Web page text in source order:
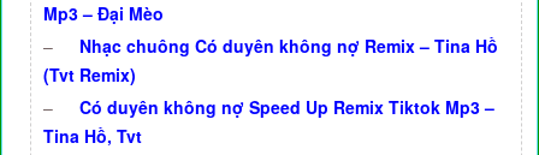
Mp3 – Đại Mèo
–
Nhạc chuông Có duyên không nợ Remix – Tina Hồ
(Tvt Remix)
–
Có duyên không nợ Speed Up Remix Tiktok Mp3 –
Tina Hồ, Tvt